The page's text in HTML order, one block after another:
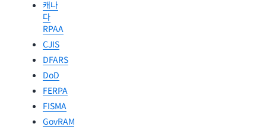
캐나
다
RPAA
CJIS
DFARS
DoD
FERPA
FISMA
GovRAMP